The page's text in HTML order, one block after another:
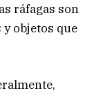
ráfagas son
objetos que